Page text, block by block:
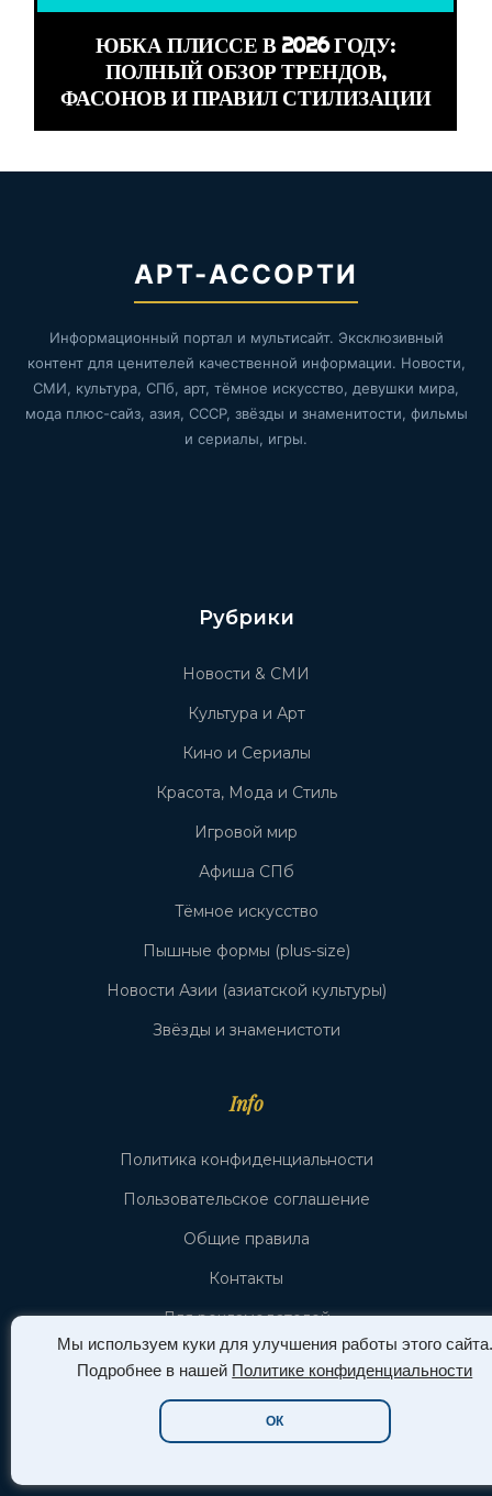
Мы используем куки для улучшения работы этого сайта.
Подробнее в нашей Политике конфиденциальности
ОК
ЮБКА ПЛИССЕ В 2026 ГОДУ:
ПОЛНЫЙ ОБЗОР ТРЕНДОВ,
ФАСОНОВ И ПРАВИЛ СТИЛИЗАЦИИ
АРТ-АССОРТИ
Информационный портал и мультисайт. Эксклюзивный
контент для ценителей качественной информации. Новости,
СМИ, культура, СПб, арт, тёмное искусство, девушки мира,
мода плюс-сайз, азия, СССР, звёзды и знаменитости, фильмы
и сериалы, игры.
Рубрики
Новости & СМИ
Культура и Арт
Кино и Сериалы
Красота, Мода и Стиль
Игровой мир
Афиша СПб
Тёмное искусство
Пышные формы (plus-size)
Новости Азии (азиатской культуры)
Звёзды и знаменистоти
Info
Политика конфиденциальности
Пользовательское соглашение
Общие правила
Контакты
Для рекламодателей
Экспертный редакционный процесс
Все разделы (рубрики) сайта